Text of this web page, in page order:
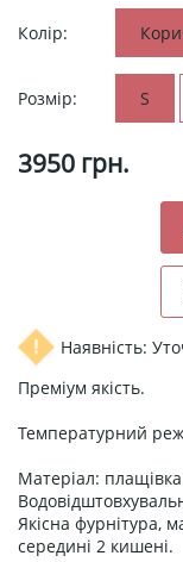
Колір:
Розмір: S
3950 грн.
Наявність:
Преміум якість.
Температурний
Матеріал: плащівка
Якісна фурнітура,
середині 2 кишені.